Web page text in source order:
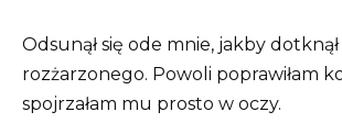
Odsunął się ode mnie, jakby
rozżarzonego. Powoli poprawiłam
spojrzałam mu prosto w oczy.